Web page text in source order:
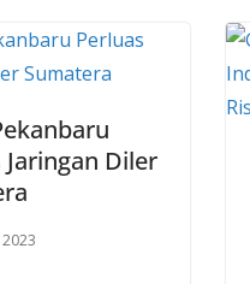
Jaringan Diler